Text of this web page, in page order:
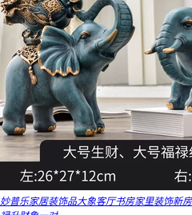
妙普乐家居装饰品大象客厅书房家里装饰新